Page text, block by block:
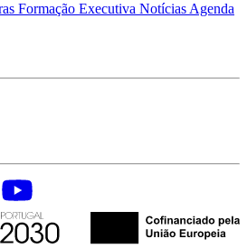
Formação Executiva Notícias Agenda